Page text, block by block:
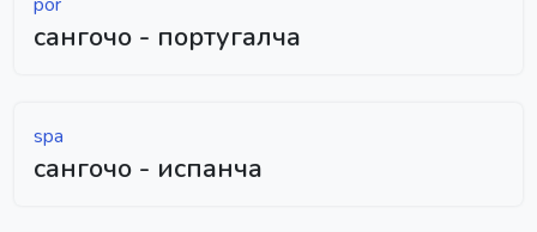
сангочо - португалча
spa
сангочо - испанча